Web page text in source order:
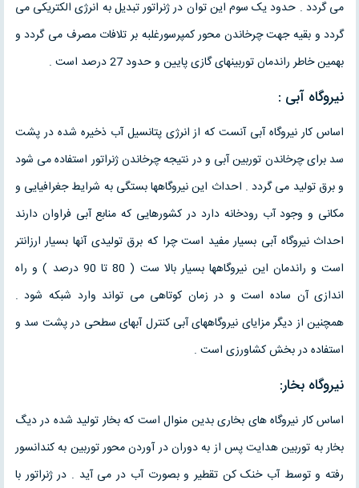
می گردد . حدود یک سوم این توان در ژنراتور تبدیل به انرژی الکتریکی می
گردد و بقیه جهت چرخاندن محور کمپرسورغلبه بر تلافات مصرف می گردد و
بهمین خاطر راندمان توربینهای گازی پایین و حدود 27 درصد است .
نیروگاه آبی :
اساس کار نیروگاه آبی آنست که از انرژی پتانسیل آب ذخیره شده در پشت
سد برای چرخاندن توربین آبی و در نتیجه چرخاندن ژنراتور استفاده می شود
و برق تولید می گردد . احداث این نیروگاهها بستگی به شرایط جغرافیایی و
مکانی و وجود آب رودخانه دارد در کشورهایی که منابع آبی فراوان دارند
احداث نیروگاه آبی بسیار مفید است چرا که برق تولیدی آنها بسیار ارزانتر
است و راندمان این نیروگاهها بسیار بالا ست ( 80 تا 90 درصد ) و راه
اندازی آن ساده است و در زمان کوتاهی می تواند وارد شبکه شود .
همچنین از دیگر مزایای نیروگاههای آبی کنترل آبهای سطحی در پشت سد و
استفاده در بخش کشاورزی است .
نیروگاه بخار:
اساس کار نیروگاه های بخاری بدین منوال است که بخار تولید شده در دیگ
بخار به توربین هدایت پس از به دوران در آوردن محور توربین به کندانسور
رفته و توسط آب خنک کن تقطیر و بصورت آب در می آید . در ژنراتور با